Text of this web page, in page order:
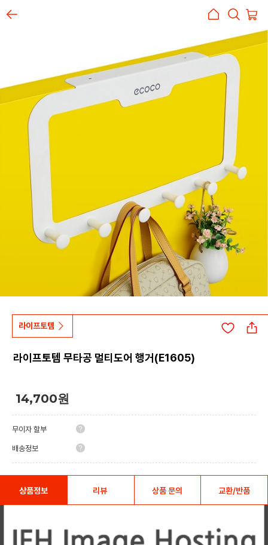
라이프토템
라이프토템 무타공 멀티도어 행거(E1605)
14,700원
무이자 할부
배송정보
상품정보 리뷰 상품 문의 교환/반품